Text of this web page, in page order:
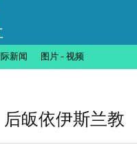
新闻 图片 - 视频
皈依伊斯兰教